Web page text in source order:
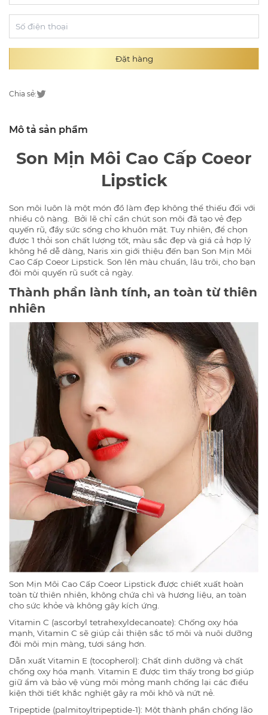
Đặt hàng
Chia sẻ:
Mô tả sản phẩm
Son Mịn Môi Cao Cấp Coeor
Lipstick
Son môi luôn là một món đồ làm đẹp không thể thiếu đối với
nhiều cô nàng. Bởi lẽ chỉ cần chút son môi đã tạo vẻ đẹp
quyến rũ, đầy sức sống cho khuôn mặt. Tuy nhiên, để chọn
được 1 thỏi son chất lượng tốt, màu sắc đẹp và giá cả hợp lý
không hề dễ dàng, Naris xin giới thiệu đến bạn Son Mịn Môi
Cao Cấp Coeor Lipstick. Son lên màu chuẩn, lâu trôi, cho bạn
đôi môi quyến rũ suốt cả ngày.
Thành phần lành tính, an toàn từ thiên
nhiên
Son Mịn Môi Cao Cấp Coeor Lipstick được chiết xuất hoàn
toàn từ thiên nhiên, không chứa chì và hương liệu, an toàn
cho sức khỏe và không gây kích ứng.
Vitamin C (ascorbyl tetrahexyldecanoate): Chống oxy hóa
mạnh, Vitamin C sẽ giúp cải thiện sắc tố môi và nuôi dưỡng
đôi môi mịn màng, tươi sáng hơn.
Dẫn xuất Vitamin E (tocopherol): Chất dinh dưỡng và chất
chống oxy hóa mạnh. Vitamin E được tìm thấy trong bơ giúp
giữ ẩm và bảo vệ vùng môi mỏng manh chống lại các điều
kiện thời tiết khắc nghiệt gây ra môi khô và nứt nẻ.
Tripeptide (palmitoyltripeptide-1): Một thành phần chống lão